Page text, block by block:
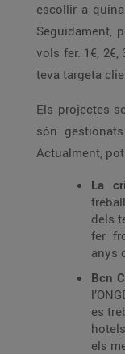
escollir a
Seguidament,
vols fer: 1€, 2€,
teva targeta
Els projectes
són
Actualment,
La
dels
fer
anys
Bcn
es
els